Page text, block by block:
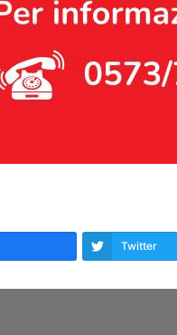
Twitter